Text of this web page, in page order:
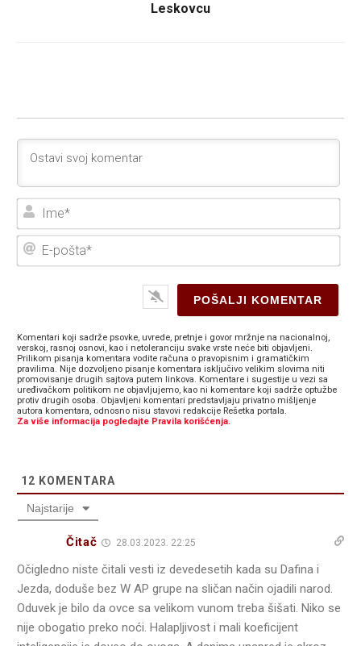
Leskovcu
E-
Komentari koji sadrže psovke, uvrede, pretnje i govor mržnje na nacionalnoj,
verskoj, rasnoj osnovi, kao i netoleranciju svake vrste neće biti objavljeni.
Prilikom pisanja komentara vodite računa o pravopisnim i gramatičkim
pravilima. Nije dozvoljeno pisanje komentara isključivo velikim slovima niti
promovisanje drugih sajtova putem linkova. Komentare i sugestije u vezi sa
uređivačkom politikom ne objavljujemo, kao ni komentare koji sadrže optužbe
protiv drugih osoba. Objavljeni komentari predstavljaju privatno mišljenje
autora komentara, odnosno nisu stavovi redakcije Rešetka portala.
Za više informacija pogledajte Pravila korišćenja.
12 KOMENTARA
Najstarije
Čitač 28.03.2023. 22:25
Očigledno niste čitali vesti iz devedesetih kada su Dafina i
Jezda, doduše bez W AP grupe na sličan način ojadili narod.
Oduvek je bilo da ovce sa velikom vunom treba šišati. Niko se
nije obogatio preko noći. Halapljivost i mali koeficijent